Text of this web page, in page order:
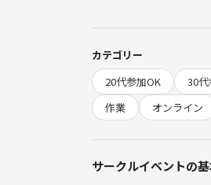
途中退席や途中退出は
カメラのON/OFFはお
【サークルについて】
オンラインやリアル（
資格勉強でも読書でも
カテゴリー
20代参加OK
30
作業
オンライン
サークルイベントの